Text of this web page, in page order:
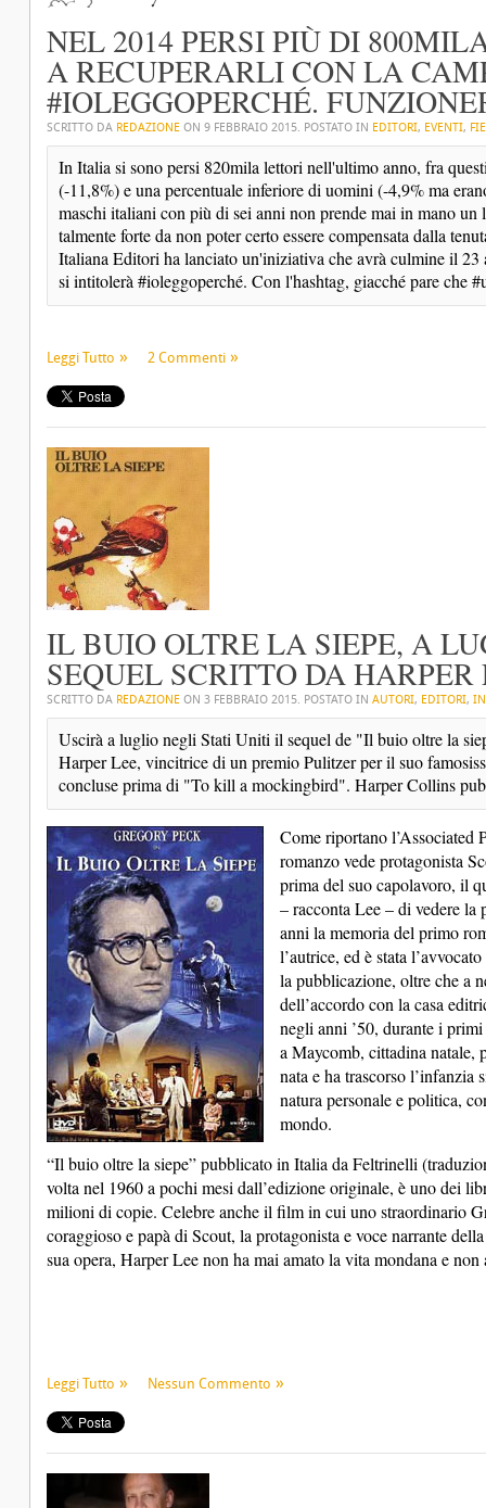
NEL 2014 PERSI PIÙ DI
A RECUPERARLI CON LA
#IOLEGGOPERCHÉ.
SCRITTO DA REDAZIONE ON 9 FEBBRAIO 2015. POSTATO IN EDITORI, EVENTI,
In Italia si sono persi 820mila lettori nell'ultimo anno, fra
(-11,8%) e una percentuale inferiore di uomini (-4,9% ma
maschi italiani con più di sei anni non prende mai in mano
talmente forte da non poter certo essere compensata dalla
Italiana Editori ha lanciato un'iniziativa che avrà culmine il
si intitolerà #ioleggoperché. Con l'hashtag, giacché pare che
Leggi Tutto 2 Commenti
IL BUIO OLTRE LA SIEPE, A
SEQUEL SCRITTO DA
SCRITTO DA REDAZIONE ON 3 FEBBRAIO 2015. POSTATO IN AUTORI, EDITORI,
Uscirà a luglio negli Stati Uniti il sequel de "Il buio oltre la
Harper Lee, vincitrice di un premio Pulitzer per il suo
concluse prima di "To kill a mockingbird". Harper Collins
Come riportano l’Associated
romanzo vede protagonista
prima del suo capolavoro, il
– racconta Lee – di vedere la
anni la memoria del primo
l’autrice, ed è stata
la pubblicazione, oltre che a
dell’accordo con la casa
negli anni ’50, durante i
a Maycomb, cittadina natale,
nata e ha trascorso l’infanzia
natura personale e politica,
mondo.
“Il buio oltre la siepe” pubblicato in Italia da Feltrinelli
volta nel 1960 a pochi mesi dall’edizione originale, è uno dei
milioni di copie. Celebre anche il film in cui uno straordinario
coraggioso e papà di Scout, la protagonista e voce narrante
sua opera, Harper Lee non ha mai amato la vita mondana e
Leggi Tutto Nessun Commento